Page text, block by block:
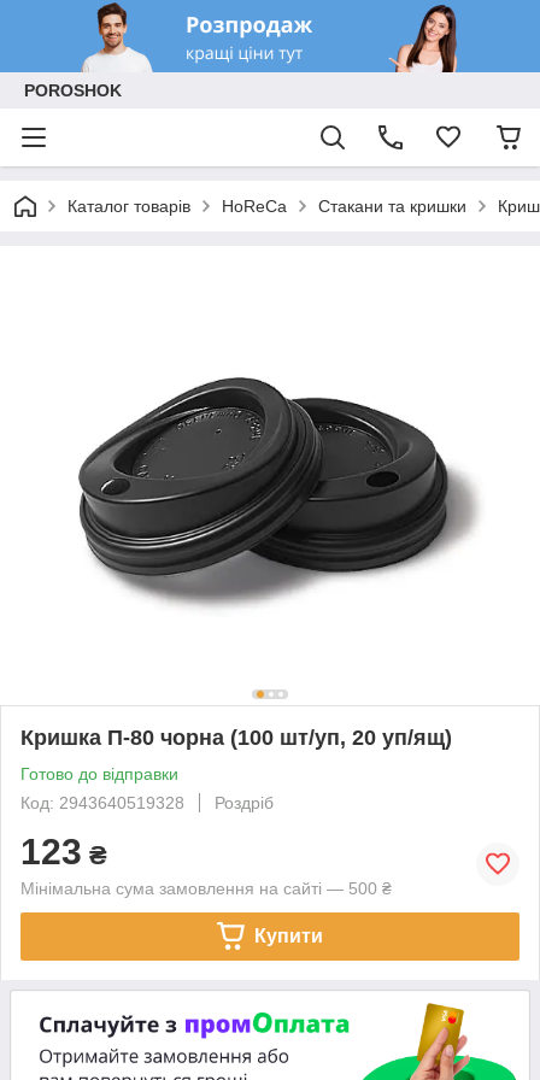
POROSHOK
Каталог товарів HoReCa Стакани та кришки
Кришка П-80 чорна (100 шт/уп, 20 уп/ящ)
Готово до відправки
Код: 2943640519328
Роздріб
123 ₴
Мінімальна сума замовлення на сайті — 500 ₴
Купити